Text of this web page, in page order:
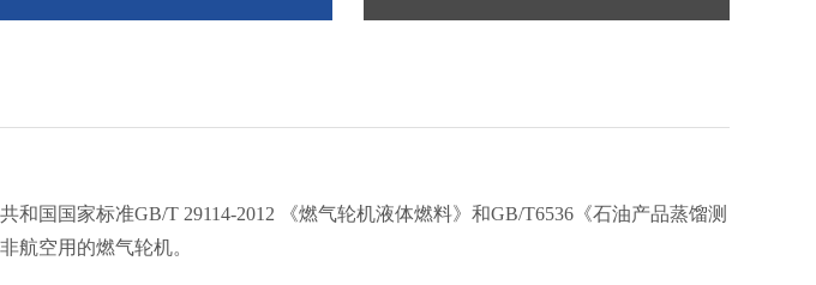
和国国家标准GB/T 29114-2012 《燃气轮机液体燃料》和GB/T6536《石油产品蒸馏测
航空用的燃气轮机。